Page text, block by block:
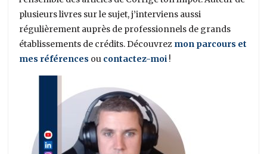
plusieurs livres sur le sujet, j’interviens aussi
régulièrement auprès de professionnels de grands
établissements de crédits. Découvrez mon parcours et
mes références ou contactez-moi !